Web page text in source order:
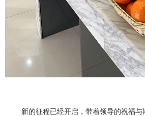
新的征程已经开启，带着领导的祝福与